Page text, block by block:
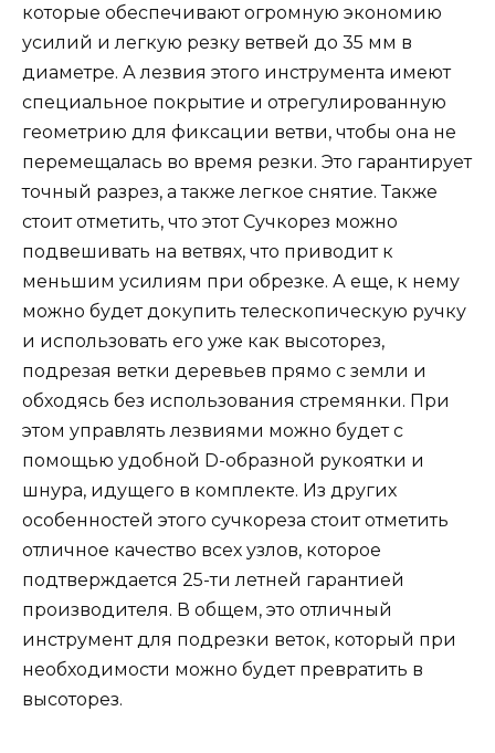
которые обеспечивают огромную экономию
усилий и легкую резку ветвей до 35 мм в
диаметре. А лезвия этого инструмента имеют
специальное покрытие и отрегулированную
геометрию для фиксации ветви, чтобы она не
перемещалась во время резки. Это гарантирует
точный разрез, а также легкое снятие. Также
стоит отметить, что этот Сучкорез можно
подвешивать на ветвях, что приводит к
меньшим усилиям при обрезке. А еще, к нему
можно будет докупить телескопическую ручку
и использовать его уже как высоторез,
подрезая ветки деревьев прямо с земли и
обходясь без использования стремянки. При
этом управлять лезвиями можно будет с
помощью удобной D-образной рукоятки и
шнура, идущего в комплекте. Из других
особенностей этого сучкореза стоит отметить
отличное качество всех узлов, которое
подтверждается 25-ти летней гарантией
производителя. В общем, это отличный
инструмент для подрезки веток, который при
необходимости можно будет превратить в
высоторез.